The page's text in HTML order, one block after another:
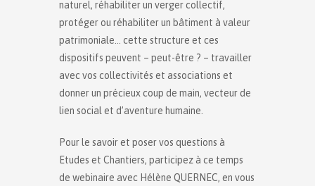
naturel, réhabiliter un verger collectif,
protéger ou réhabiliter un bâtiment à valeur
patrimoniale… cette structure et ces
dispositifs peuvent – peut-être ? – travailler
avec vos collectivités et associations et
donner un précieux coup de main, vecteur de
lien social et d’aventure humaine.
Pour le savoir et poser vos questions à
Etudes et Chantiers, participez à ce temps
de webinaire avec Hélène QUERNEC, en vous